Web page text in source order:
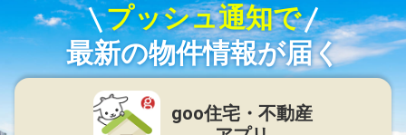
プッシュ通知で
最新の物件情報が届く
goo住宅・不動産